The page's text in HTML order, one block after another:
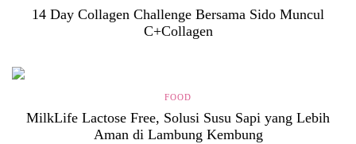
14 Day Collagen Challenge Bersama Sido Muncul
C+Collagen
FOOD
MilkLife Lactose Free, Solusi Susu Sapi yang Lebih
Aman di Lambung Kembung